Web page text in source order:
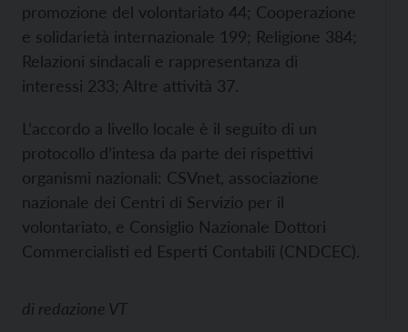
promozione del volontariato 44; Cooperazione
e solidarietà internazionale 199; Religione 384;
Relazioni sindacali e rappresentanza di
interessi 233; Altre attività 37.
L’accordo a livello locale è il seguito di un
protocollo d’intesa da parte dei rispettivi
organismi nazionali: CSVnet, associazione
nazionale dei Centri di Servizio per il
volontariato, e Consiglio Nazionale Dottori
Commercialisti ed Esperti Contabili (CNDCEC).
di redazione VT